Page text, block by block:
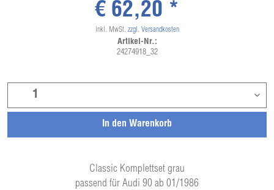
Classic Komplettset grau
passend für Audi 90 ab 01/1986
In den Warenkorb
€ 62,20 *
inkl. MwSt. zzgl. Versandkosten
Artikel-Nr.:
24274918_32